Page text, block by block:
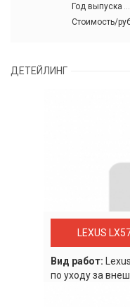
Год выпуска
Стоимость/
ДЕТЕЙЛИНГ
LEXUS
Вид работ:
по уходу за